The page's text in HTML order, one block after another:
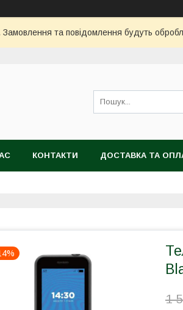
Замовлення та повідомлення будуть
КОНТАКТИ ДОСТАВКА ТА
1